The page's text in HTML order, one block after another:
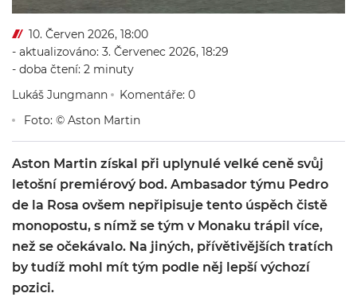
10. Červen 2026, 18:00
- aktualizováno: 3. Červenec 2026, 18:29
- doba čtení: 2 minuty
Lukáš Jungmann
Komentáře: 0
Foto: © Aston Martin
Aston Martin získal při uplynulé velké ceně svůj
letošní premiérový bod. Ambasador týmu Pedro
de la Rosa ovšem nepřipisuje tento úspěch čistě
monopostu, s nímž se tým v Monaku trápil více,
než se očekávalo. Na jiných, přívětivějších tratích
by tudíž mohl mít tým podle něj lepší výchozí
pozici.